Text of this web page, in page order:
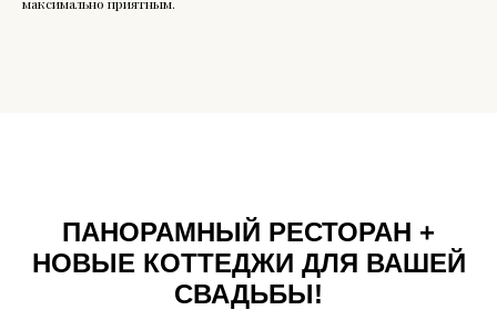
ПАНОРАМНЫЙ РЕСТОРАН +
НОВЫЕ КОТТЕДЖИ ДЛЯ ВАШЕЙ
СВАДЬБЫ!